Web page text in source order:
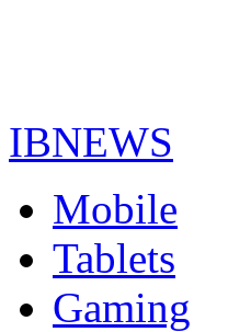
IBNEWS
Mobile
Tablets
Gaming